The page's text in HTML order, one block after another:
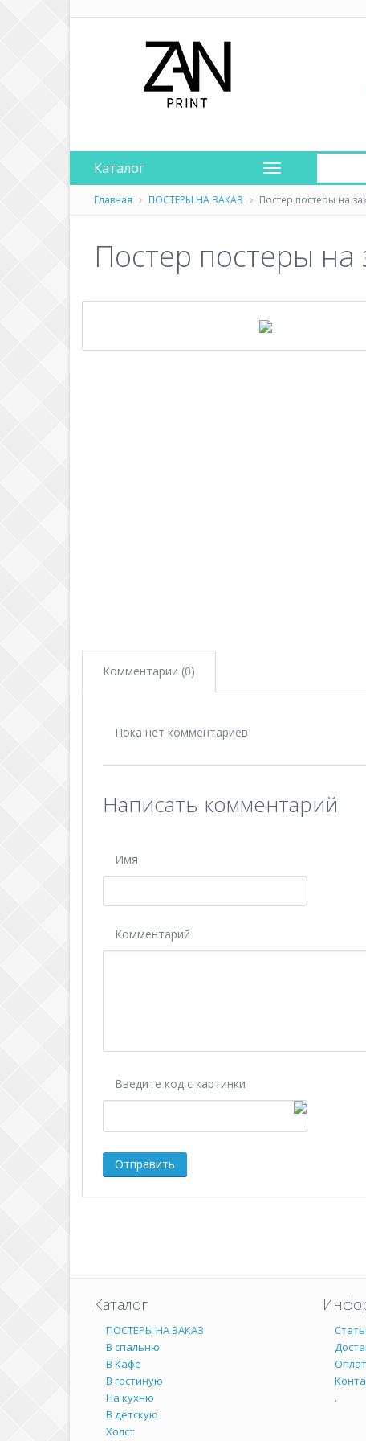
Каталог
Главная ПОСТЕРЫ НА ЗАКАЗ Постер постеры на
Постер постеры на
Комментарии (0)
Пока нет комментариев
Написать комментарий
Имя
Комментарий
Введите код с картинки
Каталог
ПОСТЕРЫ НА ЗАКАЗ
В спальню
В Кафе
В гостиную
На кухню
В детскую
Холст
.